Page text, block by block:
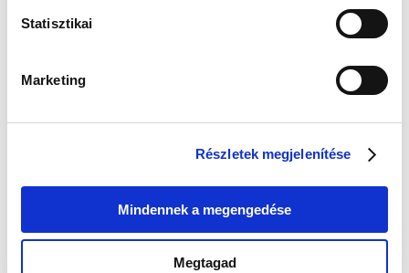
Statisztikai
Marketing
Részletek megjelenítése
Mindennek a megengedése
Megtagad